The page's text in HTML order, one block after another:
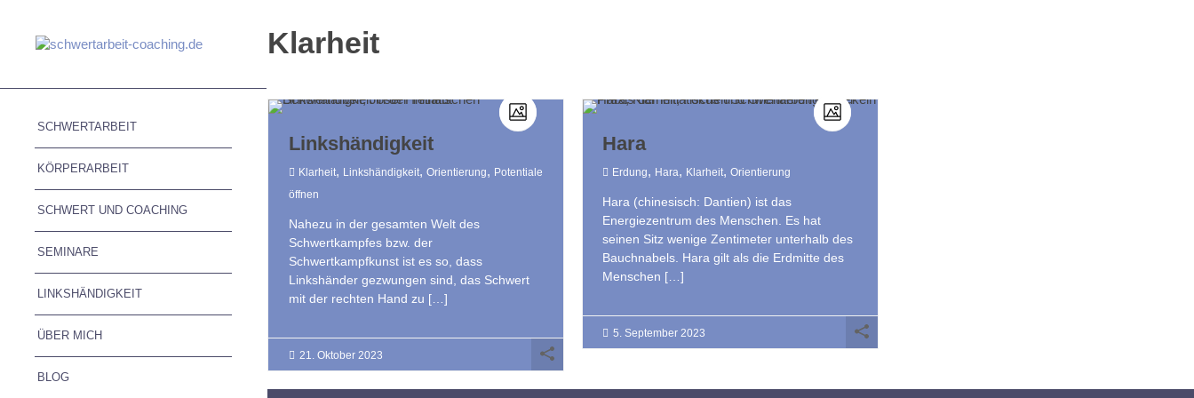
SCHWERTARBEIT
KÖRPERARBEIT
SCHWERT UND COACHING
SEMINARE
LINKSHÄNDIGKEIT
ÜBER MICH
BLOG
Klarheit
Linkshändigkeit
Klarheit, Linkshändigkeit, Orientierung, Potentiale
öffnen
Nahezu in der gesamten Welt des
Schwertkampfes bzw. der
Schwertkampfkunst ist es so, dass
Linkshänder gezwungen sind, das Schwert
mit der rechten Hand zu […]
21. Oktober 2023
Hara
Erdung, Hara, Klarheit,Orientierung
Hara (chinesisch: Dantien) ist das
Energiezentrum des Menschen. Es hat
seinen Sitz wenige Zentimeter unterhalb des
Bauchnabels. Hara gilt als die Erdmitte des
Menschen […]
5. September 2023